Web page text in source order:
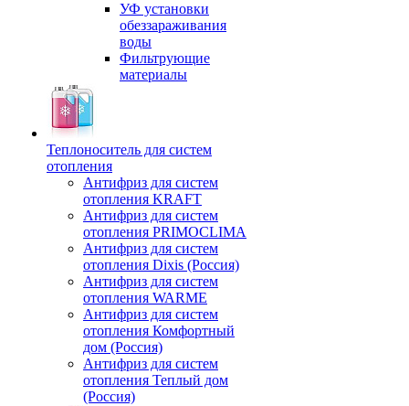
УФ установки
обеззараживания
воды
Фильтрующие
материалы
Теплоноситель для систем
отопления
Антифриз для систем
отопления KRAFT
Антифриз для систем
отопления PRIMOCLIMA
Антифриз для систем
отопления Dixis (Россия)
Антифриз для систем
отопления WARME
Антифриз для систем
отопления Комфортный
дом (Россия)
Антифриз для систем
отопления Теплый дом
(Россия)